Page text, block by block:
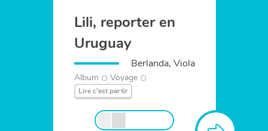
Lili, reporter en
Uruguay
Berlanda, Viola
Album Voyage
Lire c'est partir